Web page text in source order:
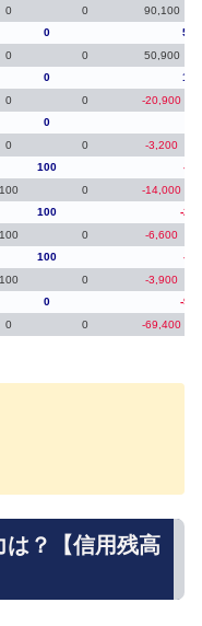
0 0 90,100
0
0 0 50,900
0
0 0 -20,900
0
0 0 -3,200
100
-
100 0 -14,000
100
-
100 0 -6,600
100
-
100 0 -3,900
0
-
0 0 -69,400
は？【信用残高